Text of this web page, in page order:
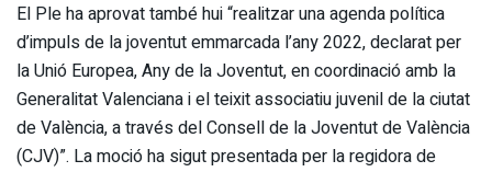
El Ple ha aprovat també hui “realitzar una agenda política
d’impuls de la joventut emmarcada l’any 2022, declarat per
la Unió Europea, Any de la Joventut, en coordinació amb la
Generalitat Valenciana i el teixit associatiu juvenil de la ciutat
de València, a través del Consell de la Joventut de València
(CJV)”. La moció ha sigut presentada per la regidora de